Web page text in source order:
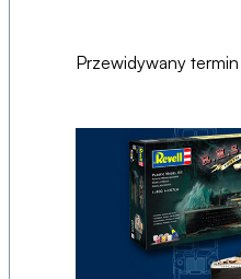
Przewidywany